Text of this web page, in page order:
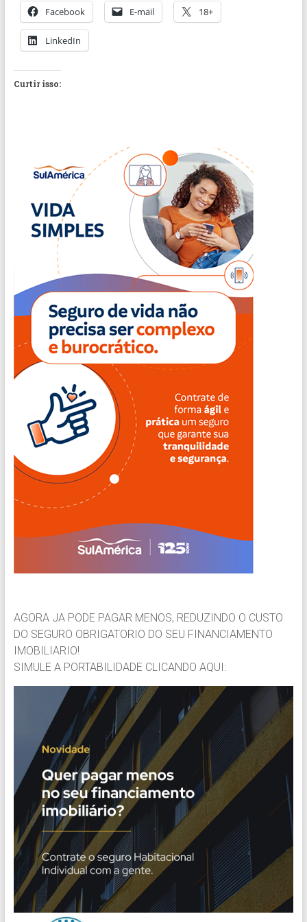
Facebook E-mail 18+
LinkedIn
Curtir isso:
AGORA JA PODE PAGAR MENOS, REDUZINDO O CUSTO
DO SEGURO OBRIGATORIO DO SEU FINANCIAMENTO
IMOBILIARIO!
SIMULE A PORTABILIDADE CLICANDO AQUI: